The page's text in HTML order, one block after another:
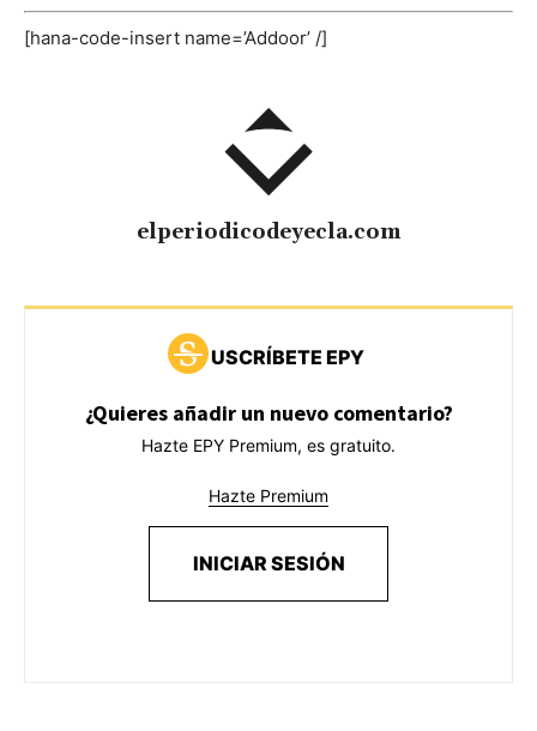
[hana-code-insert name=’Addoor’ /]
elperiodicodeyecla.com
USCRÍBETE EPY
¿Quieres añadir un nuevo comentario?
Hazte EPY Premium, es gratuito.
Hazte Premium
INICIAR SESIÓN